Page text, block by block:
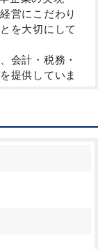
営にこだわり
を大切にして
会計・税務・
提供していま
アクションプ
』を照らし合
）の専門性・
サポートして
規模の中小企業
に強みを持っ